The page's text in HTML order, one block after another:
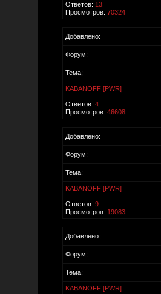
Ответов: 13
Просмотров: 70324
Добавлено:
Форум:
Тема:
KABANOFF [PWR]
Ответов: 4
Просмотров: 46608
Добавлено:
Форум:
Тема:
KABANOFF [PWR]
Ответов: 9
Просмотров: 19083
Добавлено:
Форум:
Тема:
KABANOFF [PWR]